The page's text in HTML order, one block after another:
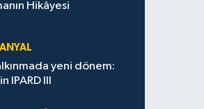
Hikâyesi
yeni dönem:
IPARD III